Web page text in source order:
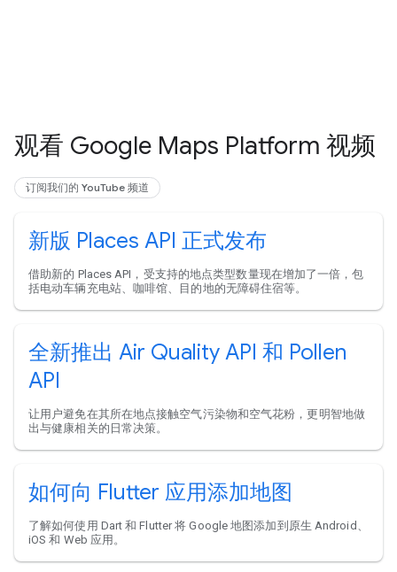
观看 Google Maps Platform 视频
订阅我们的 YouTube 频道
新版 Places API 正式发布
借助新的 Places API，受支持的地点类型数量现在增加了一倍，包
括电动车辆充电站、咖啡馆、目的地的无障碍住宿等。
全新推出 Air Quality API 和 Pollen
API
让用户避免在其所在地点接触空气污染物和空气花粉，更明智地做
出与健康相关的日常决策。
如何向 Flutter 应用添加地图
了解如何使用 Dart 和 Flutter 将 Google 地图添加到原生 Android、
iOS 和 Web 应用。